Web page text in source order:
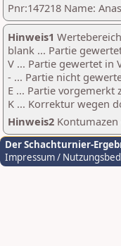
Pnr:147218 Name:
Hinweis1
blank ... Partie
V ... Partie gewertet in
- ... Partie nicht
E ... Partie vorgemerkt
K ... Korrektur wegen
Hinweis2
Der Schachturnier-
Impressum /